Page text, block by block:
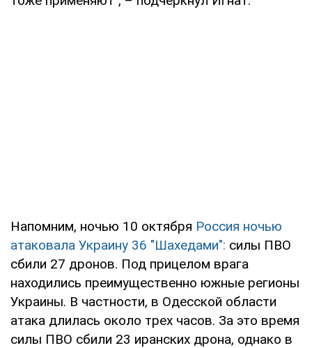
Напомним, ночью 10 октября Россия ночью
атаковала Украину 36 "Шахедами": силы ПВО
сбили 27 дронов. Под прицелом врага
находились преимущественно южные регионы
Украины. В частности, в Одесской области
атака длилась около трех часов. За это время
силы ПВО сбили 23 иранских дрона, однако в